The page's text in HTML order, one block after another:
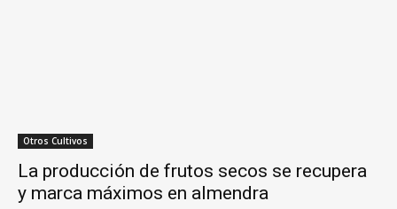
Otros Cultivos
La producción de frutos secos se recupera
y marca máximos en almendra